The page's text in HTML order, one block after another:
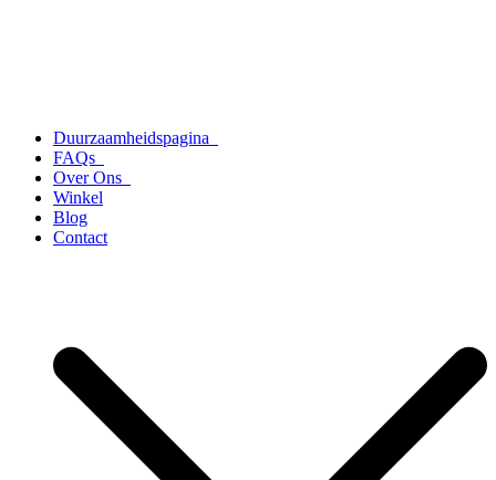
Duurzaamheidspagina
FAQs
Over Ons
Winkel
Blog
Contact